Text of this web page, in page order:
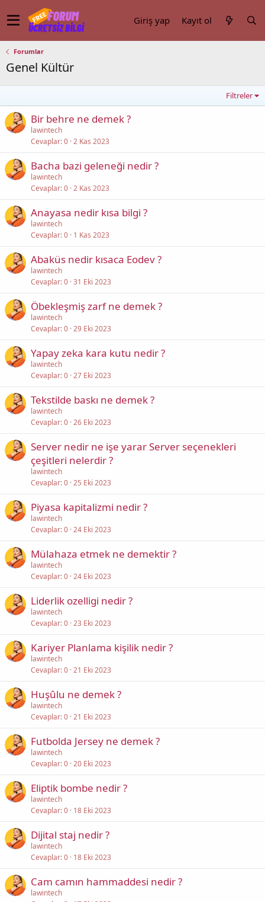
Giriş yap Kayıt ol
Forumlar
Genel Kültür
Filtreler
Bir behre ne demek ?
lawintech
Cevaplar 0 2 Kas 2023
Bacha bazi geleneği nedir ?
lawintech
Cevaplar 0 2 Kas 2023
Anayasa nedir kısa bilgi ?
lawintech
Cevaplar 0 1 Kas 2023
Abaküs nedir kısaca Eodev ?
lawintech
Cevaplar 0 31 Eki 2023
Öbekleşmiş zarf ne demek ?
lawintech
Cevaplar 0 29 Eki 2023
Yapay zeka kara kutu nedir ?
lawintech
Cevaplar 0 27 Eki 2023
Tekstilde baskı ne demek ?
lawintech
Cevaplar 0 26 Eki 2023
Server nedir ne işe yarar Server seçenekleri
çeşitleri nelerdir ?
lawintech
Cevaplar 0 25 Eki 2023
Piyasa kapitalizmi nedir ?
lawintech
Cevaplar 0 24 Eki 2023
Mülahaza etmek ne demektir ?
lawintech
Cevaplar 0 24 Eki 2023
Liderlik ozelligi nedir ?
lawintech
Cevaplar 0 23 Eki 2023
Kariyer Planlama kişilik nedir ?
lawintech
Cevaplar 0 21 Eki 2023
Huşûlu ne demek ?
lawintech
Cevaplar 0 21 Eki 2023
Futbolda Jersey ne demek ?
lawintech
Cevaplar 0 20 Eki 2023
Eliptik bombe nedir ?
lawintech
Cevaplar 0 18 Eki 2023
Dijital staj nedir ?
lawintech
Cevaplar 0 18 Eki 2023
Cam camın hammaddesi nedir ?
lawintech